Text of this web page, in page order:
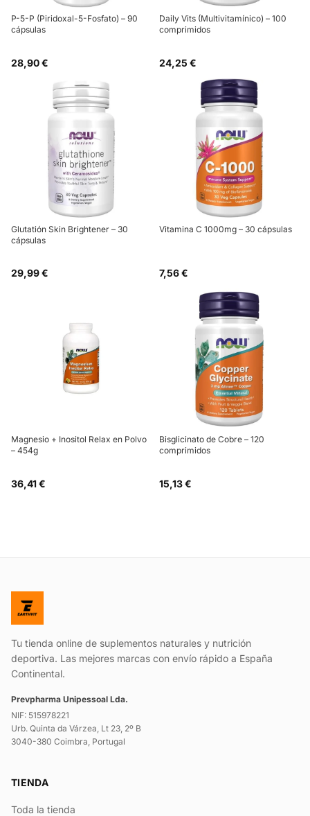
P-5-P (Piridoxal-5-Fosfato) – 90
cápsulas
28,90 €
Daily Vits (Multivitamínico) – 100
comprimidos
24,25 €
Glutatión Skin Brightener – 30
cápsulas
29,99 €
Vitamina C 1000mg – 30 cápsulas
7,56 €
Magnesio + Inositol Relax en Polvo
– 454g
36,41 €
Bisglicinato de Cobre – 120
comprimidos
15,13 €
Tu tienda online de suplementos naturales y nutrición
deportiva. Las mejores marcas con envío rápido a España
Continental.
Prevpharma Unipessoal Lda.
NIF: 515978221
Urb. Quinta da Várzea, Lt 23, 2º B
3040-380 Coimbra, Portugal
TIENDA
Toda la tienda